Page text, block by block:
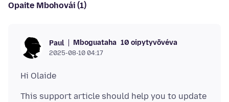
Opaite Mbohovái (1)
Paul Mboguataha 10 oipytyvõvéva
2025-08-10 04:17
This support article should help you to update